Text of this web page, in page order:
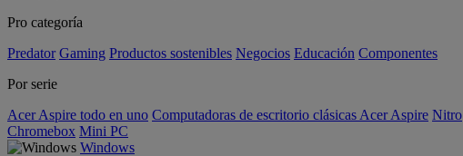
Pro categoría
Predator Gaming Productos sostenibles Negocios Educación Componentes
Por serie
Acer Aspire todo en uno Computadoras de escritorio clásicas Acer Aspire Nitro
Chromebox Mini PC
Windows